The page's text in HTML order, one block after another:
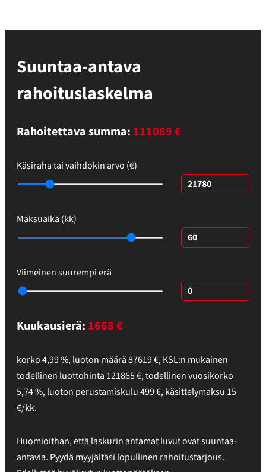
Suuntaa-antava
rahoituslaskelma
Rahoitettava summa: 111089 €
Käsiraha tai vaihdokin arvo (€)
Maksuaika (kk)
Viimeinen suurempi erä
Kuukausierä: 1668€
korko4,99%,luoton määrä87619€,KSL:n mukainen
todellinen luottohinta 121865€,todellinen vuosikorko
5,74%, luoton perustamiskulu499€, käsittelymaksu 15
€/kk.
Huomioithan, että laskurin antamat luvut ovat suuntaa-
antavia. Pyydä myyjältäsi lopullinen rahoitustarjous.